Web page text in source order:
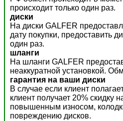
происходит только один раз.
диски
На диски GALFER
дату покупки, предоставить
один раз.
шланги
На шланги GALFER
неаккуратной установкой.
гарантия на ваши диски
В случае если клиент
клиент получает 20% скидку
повышенным износом,
повреждению дисков.